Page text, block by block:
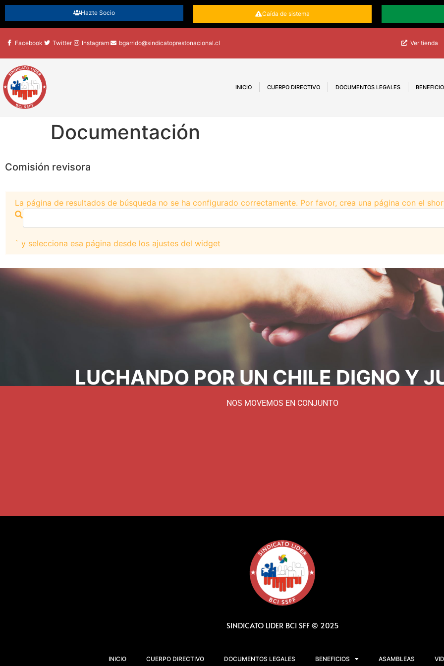
Hazte Socio Caída de sistema
Facebook Twitter Instagram bgarrido@sindicatoprestonacional.cl Ver tienda
INICIO CUERPO DIRECTIVO DOCUMENTOS LEGALES
Documentación
Comisión revisora
La página de resultados de búsqueda no se ha configurado correctamente. Por favor, crea una página con el
` y selecciona esa página desde los ajustes del widget
LUCHANDO POR UN CHILE DIGNO Y
NOS MOVEMOS EN CONJUNTO
SINDICATO LIDER BCI SFF © 2025
INICIO CUERPO DIRECTIVO DOCUMENTOS LEGALES BENEFICIOS ASAMBLEAS